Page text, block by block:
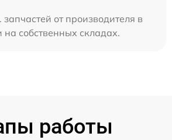
от производителя в
на собственных складах.
работы